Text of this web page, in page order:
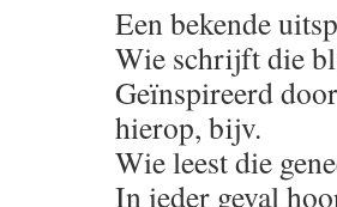
Een bekende
Wie schrijft die
Geïnspireerd
hierop, bijv.
Wie leest die
In ieder geval